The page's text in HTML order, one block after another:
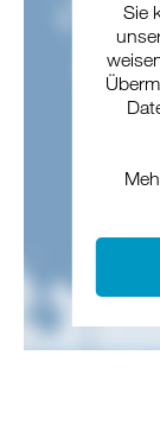
Sie